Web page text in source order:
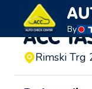
By
ACC
Rimski Trg